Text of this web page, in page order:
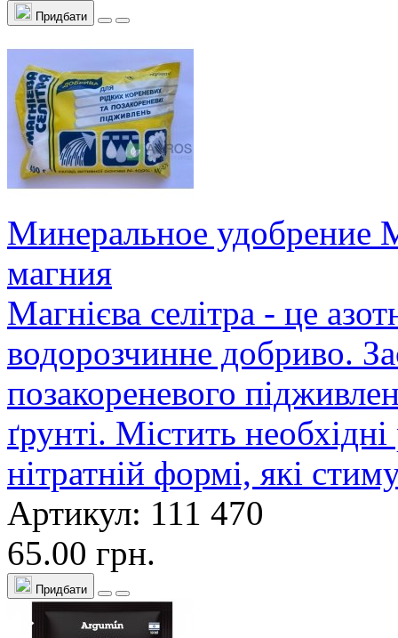
Придбати
Минеральное удобрение
магния
Магнієва селітра - це
водорозчинне добриво.
позакореневого
ґрунті. Містить
нітратній формі, які
Артикул: 111 470
65.00 грн.
Придбати